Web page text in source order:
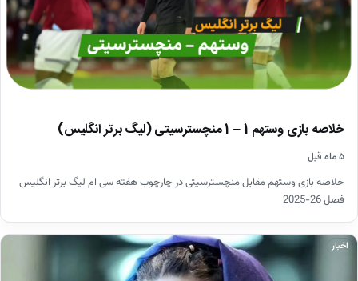
خلاصه بازی وستهم 1 – 1 منچسترسیتی (لیگ برتر انگلیس)
۵ ماه قبل
خلاصه بازی وستهم مقابل منچسترسیتی در چارچوب هفته سی ام لیگ برتر انگلیس
فصل 26-2025
اخبار